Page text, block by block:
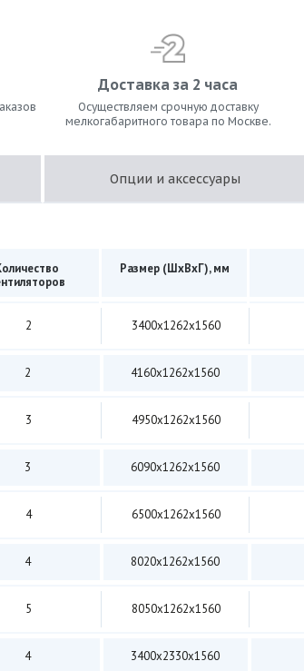
Доставка за 2 часа
Осуществляем срочную доставку
мелкогабаритного товара по Москве.
Опции и аксессуары
Размер (ШхВхГ), мм
2 3400х1262х1560
2 4160х1262х1560
3 4950х1262х1560
3 6090х1262х1560
4 6500х1262х1560
4 8020х1262х1560
5 8050х1262х1560
4 3400х2330х1560